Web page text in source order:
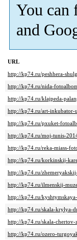
You can
and
URL
http://kp74.ru/peshhera-
http://kp74.ru/nida-
http://kp74.ru/klajpeda-
http://kp74.ru/art-inkubator-
http://kp74.ru/pxuket-
http://kp74.ru/moj-tunis-
http://kp74.ru/reka-miass-
http://kp74.ru/korkinskij-
http://kp74.ru/
http://kp74.ru/ilmenskij-
http://kp74.ru/
http://kp74.ru/skala-krylya-
http://kp74.ru/skala-
http://kp74.ru/ozero-